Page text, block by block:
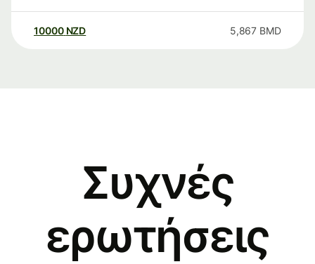
10000 NZD 5,867 BMD
Συχνές
ερωτήσεις